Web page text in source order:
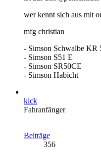
wer kennt sich aus mit
mfg christian
- Simson Schwalbe KR
- Simson S51 E
- Simson SR50CE
- Simson Habicht
kick
Fahranfänger
Beiträge
356